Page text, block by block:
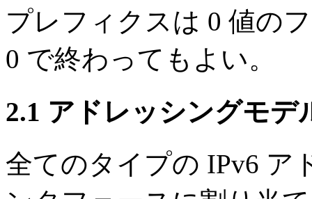
プレフィクスは 0 値の
0 で終わってもよい。
2.1 アドレッシングモデ
全てのタイプの IPv6 ア